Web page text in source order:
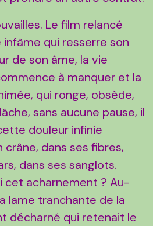
Le film relancé
qui resserre son
de son âme, la vie
à manquer et la
qui ronge, obsède,
sans aucune pause, il
douleur infinie
dans ses fibres,
dans ses sanglots.
cet acharnement ? Au-
lame tranchante de la
décharné qui retenait le